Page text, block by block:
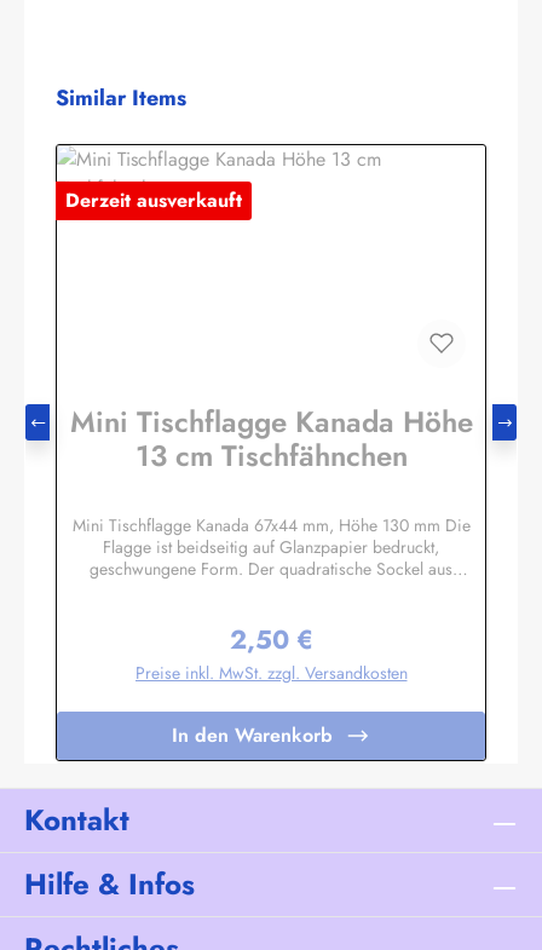
Produktgalerie überspringen
Similar Items
Derzeit ausverkauft
Mini Tischflagge Kanada Höhe
13 cm Tischfähnchen
Mini Tischflagge Kanada 67x44 mm, Höhe 130 mm Die
Flagge ist beidseitig auf Glanzpapier bedruckt,
geschwungene Form. Der quadratische Sockel aus
wird. Auf den 4 schrägen Flächen können Sie bei Bedarf
kleine Schildchen anbringen. Somit eignet sich diese
Tischflagge auch hervorragend als Werbegeschenk oder
lieferbar. Unser Standardprogramm umfasst alle Nationen,
deutsche und österreichische Bundesländer, Regionen und
Sondermotive wie Regenbogen, Pirat
etc.Sonderanfertigungen nach Ihren Vorgaben sind bereits
in Kleinstauflagen ab 20 Stück pro Motiv möglich,
Regulärer Preis:
2,50 €
Preise inkl. MwSt. zzgl. Versandkosten
In den Warenkorb
Kontakt
Hilfe & Infos